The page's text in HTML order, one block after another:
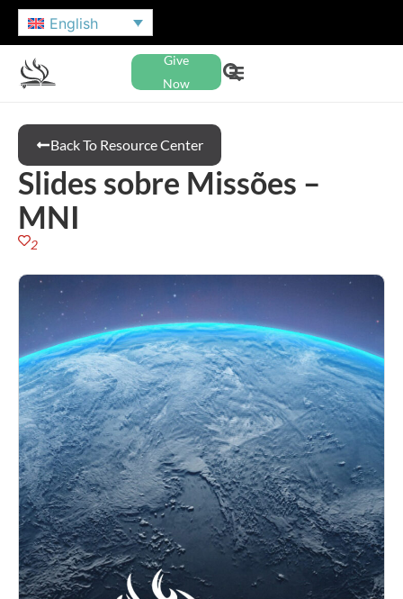
English
Give
Now
Back To Resource Center
Slides sobre Missões –
MNI
2